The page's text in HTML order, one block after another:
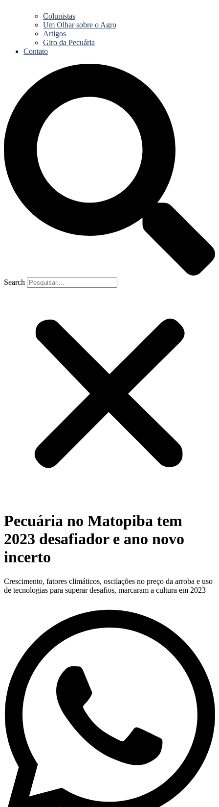
Colunistas
Um Olhar sobre o Agro
Artigos
Giro da Pecuária
Contato
Search
Pecuária no Matopiba tem
2023 desafiador e ano novo
incerto
Crescimento, fatores climáticos, oscilações no preço da arroba e uso
de tecnologias para superar desafios, marcaram a cultura em 2023